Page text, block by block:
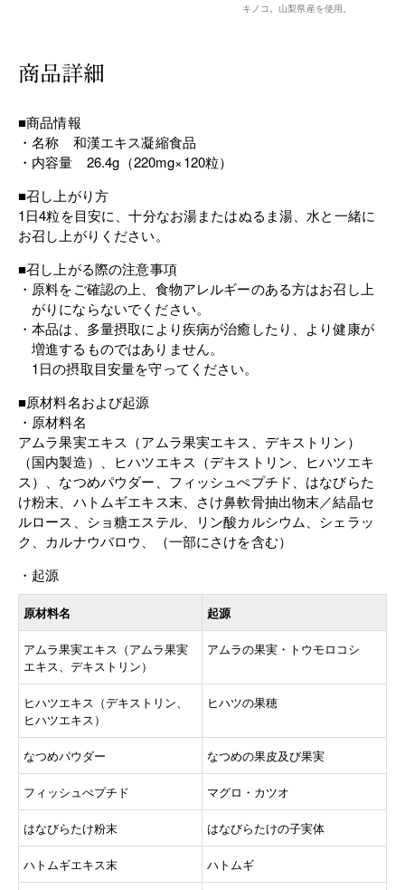
キノコ。山梨県産を使用。
商品詳細
■商品情報
名称 和漢エキス凝縮食品
内容量 26.4g（220mg×120粒）
■召し上がり方
1日4粒を目安に、十分なお湯またはぬるま湯、水と一緒に
お召し上がりください。
■召し上がる際の注意事項
原料をご確認の上、食物アレルギーのある方はお召し上
がりにならないでください。
本品は、多量摂取により疾病が治癒したり、より健康が
増進するものではありません。
1日の摂取目安量を守ってください。
■原材料名および起源
原材料名
アムラ果実エキス（アムラ果実エキス、デキストリン）
（国内製造）、ヒハツエキス（デキストリン、ヒハツエキ
ス）、なつめパウダー、フィッシュぺプチド、はなびらた
け粉末、ハトムギエキス末、さけ鼻軟骨抽出物末／結晶セ
ルロース、ショ糖エステル、リン酸カルシウム、シェラッ
ク、カルナウバロウ、（一部にさけを含む）
起源
原材料名 起源
アムラ果実エキス（アムラ果実
エキス、デキストリン）
アムラの果実・トウモロコシ
ヒハツエキス（デキストリン、
ヒハツエキス）
ヒハツの果穂
なつめパウダー なつめの果皮及び果実
フィッシュぺプチド マグロ・カツオ
はなびらたけ粉末 はなびらたけの子実体
ハトムギエキス末 ハトムギ